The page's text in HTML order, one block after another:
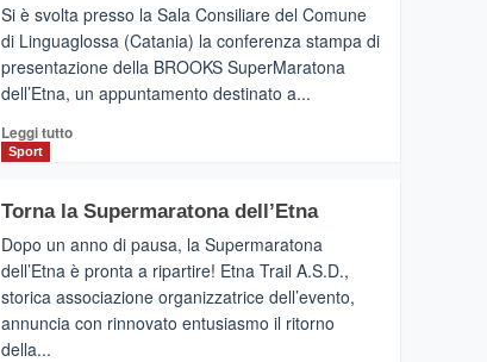
Al
via
i
collegamenti
Si è svolta presso la Sala Consiliare del Comune
di Linguaglossa (Catania) la conferenza stampa di
presentazione della BROOKS SuperMaratona
dell’Etna, un appuntamento destinato a...
Leggi tuttoLeggi
BROOKS
SuperMaratona
dell’Etna,
presentata
l’edizione
2026
Sport
Torna la Supermaratona dell’Etna
Dopo un anno di pausa, la Supermaratona
dell’Etna è pronta a ripartire! Etna Trail A.S.D.,
storica associazione organizzatrice dell’evento,
annuncia con rinnovato entusiasmo il ritorno
della...